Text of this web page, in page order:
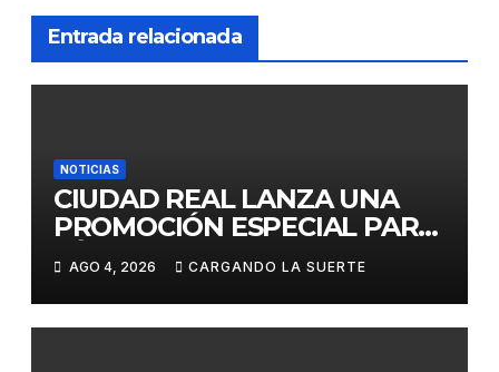
Entrada relacionada
NOTICIAS
CIUDAD REAL LANZA UNA
PROMOCIÓN ESPECIAL PARA
JÓVENES MENORES DE 25
AÑOS EN LAS DOS GRANDES
CITAS DEL ABONO
AGO 4, 2026 CARGANDO LA SUERTE